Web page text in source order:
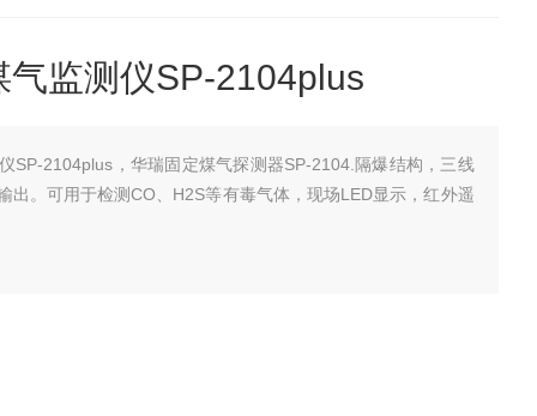
监测仪SP-2104plus
SP-2104plus，华瑞固定煤气探测器SP-2104.隔爆结构，三线
出。可用于检测CO、H2S等有毒气体，现场LED显示，红外遥